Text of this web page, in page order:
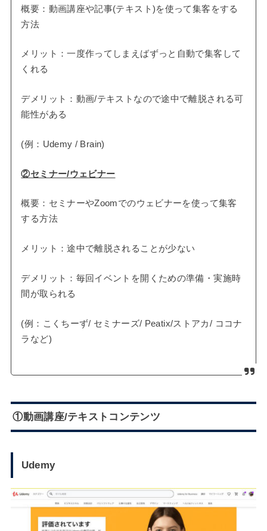
概要：動画講座や記事(テキスト)を使って集客をする
方法
メリット：一度作ってしまえばずっと自動で集客して
くれる
デメリット：動画/テキストなので途中で離脱される可
能性がある
(例：Udemy / Brain)
②セミナー/ウェビナー
概要：セミナーやZoomでのウェビナーを使って集客
する方法
メリット：途中で離脱されることが少ない
デメリット：毎回イベントを開くための準備・実施時
間が取られる
(例：こくちーず/ セミナーズ/ Peatix/ストアカ/ ココナ
ラなど)
①動画講座/テキストコンテンツ
Udemy